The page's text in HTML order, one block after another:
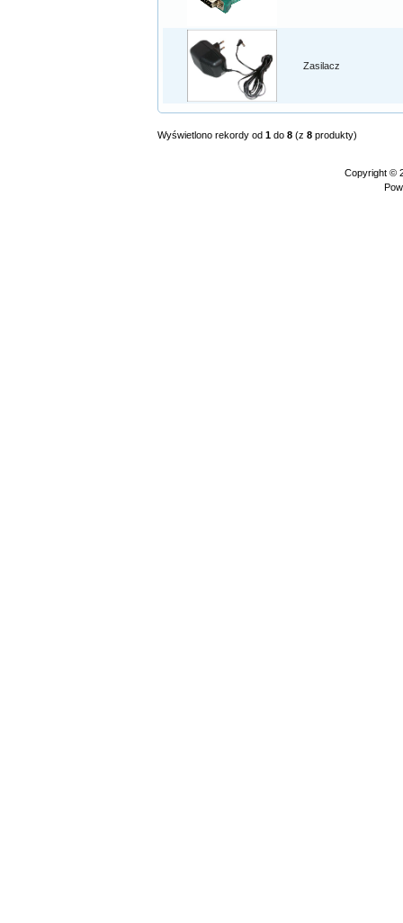
Zasilacz
Wyświetlono rekordy od 1 do 8 (z 8 produkty)
Copyright ©